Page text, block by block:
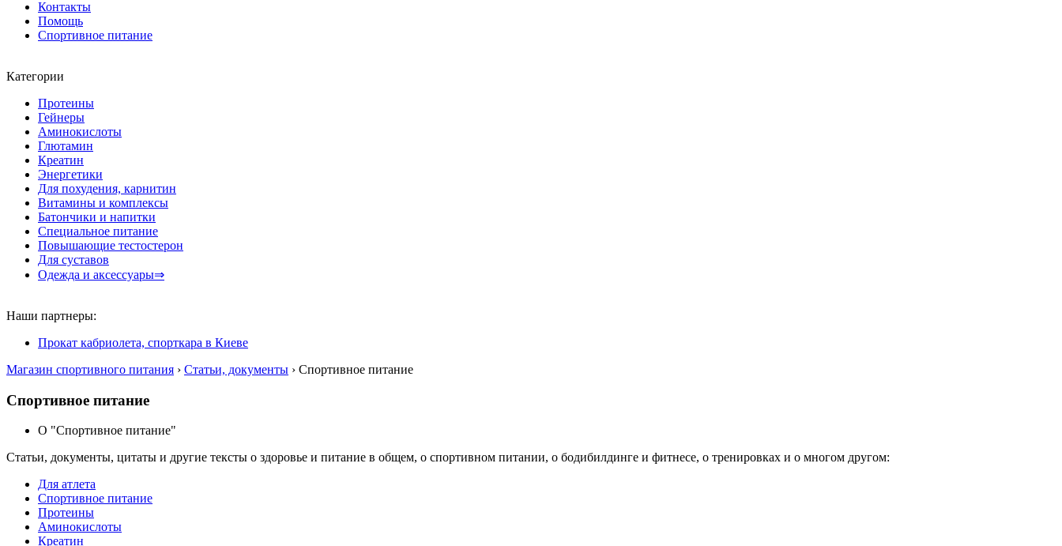
Контакты
Помощь
Спортивное питание
Категории
Протеины
Гейнеры
Аминокислоты
Глютамин
Креатин
Энергетики
Для похудения, карнитин
Витамины и комплексы
Батончики и напитки
Специальное питание
Повышающие тестостерон
Для суставов
Одежда и аксессуары⇒
Наши партнеры:
Прокат кабриолета, спорткара в Киеве
Магазин спортивного питания › Статьи, документы › Спортивное питание
Спортивное питание
О "Спортивное питание"
Статьи, документы, цитаты и другие тексты о здоровье и питание в общем, о спортивном питании, о бодибилдинге и фитнесе, о тренировках и о многом другом:
Для атлета
Спортивное питание
Протеины
Аминокислоты
Креатин